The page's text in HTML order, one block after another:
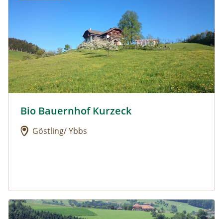
Urlaub am Bauernhof: Bio Bauernhof Kurzeck
Bio Bauernhof Kurzeck
Göstling/ Ybbs
Urlaub am Bauernhof: Dorferhof